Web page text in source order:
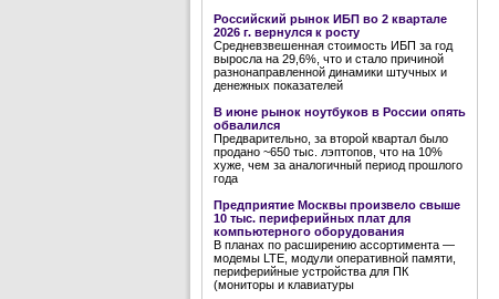
Российский рынок ИБП во 2 квартале
2026 г. вернулся к росту
Средневзвешенная стоимость ИБП за год
выросла на 29,6%, что и стало причиной
разнонаправленной динамики штучных и
денежных показателей
В июне рынок ноутбуков в России опять
обвалился
Предварительно, за второй квартал было
продано ~650 тыс. лэптопов, что на 10%
хуже, чем за аналогичный период прошлого
года
Предприятие Москвы произвело свыше
10 тыс. периферийных плат для
компьютерного оборудования
В планах по расширению ассортимента —
модемы LTE, модули оперативной памяти,
периферийные устройства для ПК
(мониторы и клавиатуры